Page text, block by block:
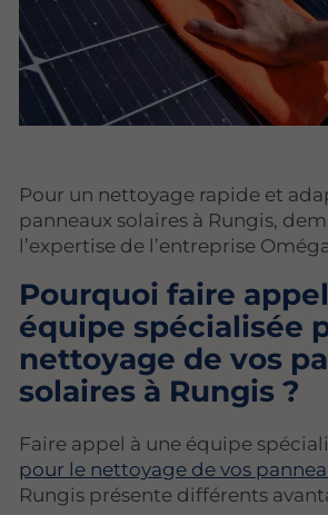
Pour un nettoyage rapide et
panneaux solaires à Rungis,
l’expertise de l’entreprise
Pourquoi faire
équipe spécialisée
nettoyage de vos
solaires à Rungis ?
Faire appel à une équipe
pour le nettoyage de vos
Rungis présente différents